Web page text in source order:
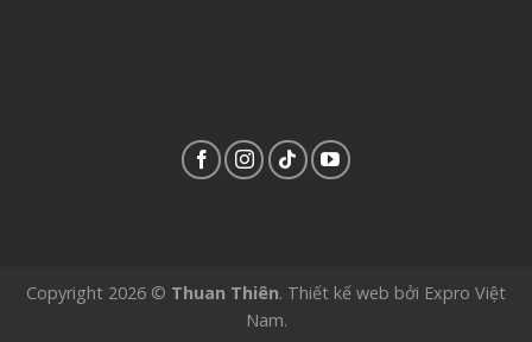
Copyright 2026 © Thuan Thiên. Thiết kế web bởi Expro Việt
Nam.